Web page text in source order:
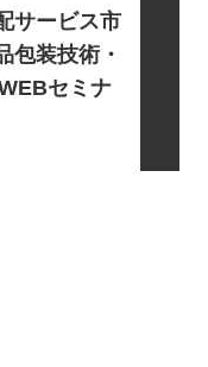
サービス市
包装技術・
セミナ